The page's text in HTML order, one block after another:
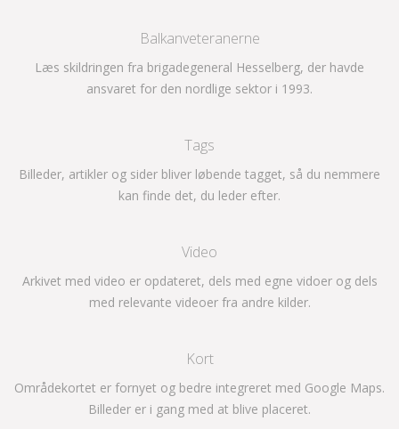
Balkanveteranerne
Læs skildringen fra brigadegeneral Hesselberg, der havde
ansvaret for den nordlige sektor i 1993.
Tags
Billeder, artikler og sider bliver løbende tagget, så du nemmere
kan finde det, du leder efter.
Video
Arkivet med video er opdateret, dels med egne vidoer og dels
med relevante videoer fra andre kilder.
Kort
Områdekortet er fornyet og bedre integreret med Google Maps.
Billeder er i gang med at blive placeret.